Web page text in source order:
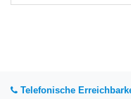
Telefonische